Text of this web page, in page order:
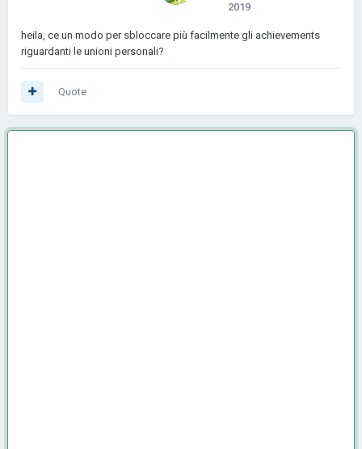
2019
heila, ce un modo per sbloccare più facilmente gli achievements
riguardanti le unioni personali?
Quote